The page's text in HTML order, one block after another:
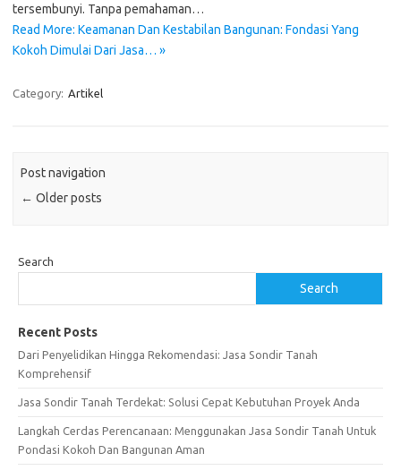
tersembunyi. Tanpa pemahaman…
Read More: Keamanan Dan Kestabilan Bangunan: Fondasi Yang
Kokoh Dimulai Dari Jasa… »
Category: Artikel
Post navigation
← Older posts
Search
Search
Recent Posts
Dari Penyelidikan Hingga Rekomendasi: Jasa Sondir Tanah
Komprehensif
Jasa Sondir Tanah Terdekat: Solusi Cepat Kebutuhan Proyek Anda
Langkah Cerdas Perencanaan: Menggunakan Jasa Sondir Tanah Untuk
Pondasi Kokoh Dan Bangunan Aman